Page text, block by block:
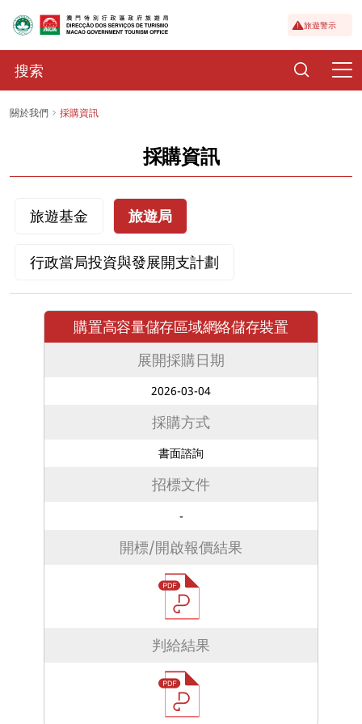
旅遊警示
關於我們 採購資訊
採購資訊
旅遊基金 旅遊局
行政當局投資與發展開支計劃
購置高容量儲存區域網絡儲存裝置
展開採購日期
2026-03-04
採購方式
書面諮詢
招標文件
-
開標/開啟報價結果
判給結果